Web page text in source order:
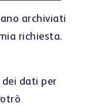
archiviati
richiesta.
dati per